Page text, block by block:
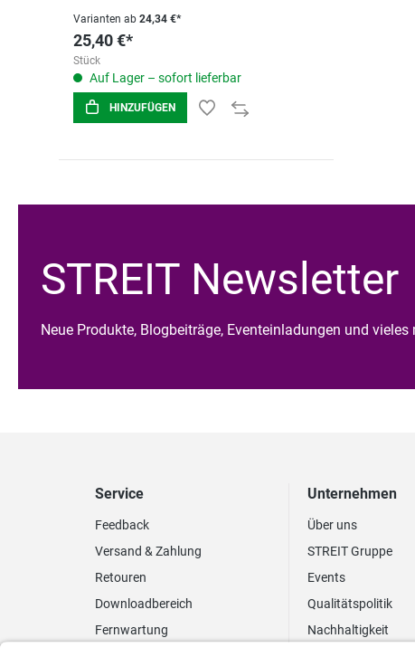
Varianten ab 24,34 €*
25,40 €*
Stück
Auf Lager – sofort lieferbar
HINZUFÜGEN
STREIT Newsletter
Neue Produkte, Blogbeiträge, Eventeinladungen und vieles
Service
Feedback
Versand & Zahlung
Retouren
Downloadbereich
Fernwartung
Unternehmen
Über uns
STREIT Gruppe
Events
Qualitätspolitik
Nachhaltigkeit